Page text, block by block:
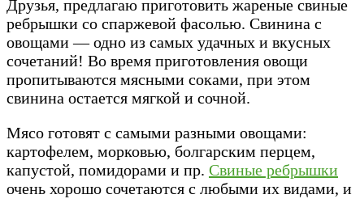
Друзья, предлагаю приготовить жареные свиные
ребрышки со спаржевой фасолью. Свинина с
овощами — одно из самых удачных и вкусных
сочетаний! Во время приготовления овощи
пропитываются мясными соками, при этом
свинина остается мягкой и сочной.
Мясо готовят с самыми разными овощами:
картофелем, морковью, болгарским перцем,
капустой, помидорами и пр. Свиные ребрышки
очень хорошо сочетаются с любыми их видами, и